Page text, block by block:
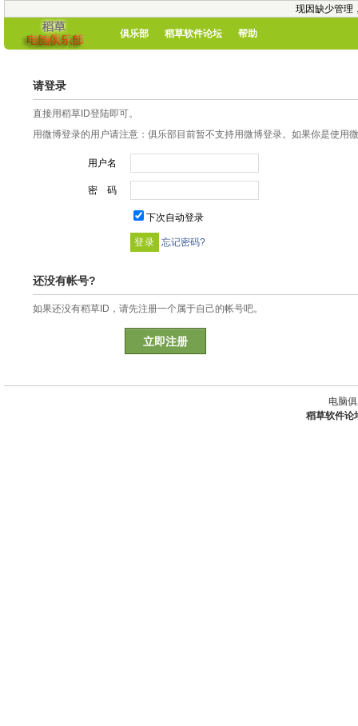
现因缺少管理
俱乐部 稻草软件论坛 帮助
请登录
直接用稻草ID登陆即可。
用微博登录的用户请注意：俱乐部目前暂不支持用微博登录。如果你是使用
用户名
密 码
下次自动登录
忘记密码?
还没有帐号?
如果还没有稻草ID，请先注册一个属于自己的帐号吧。
立即注册
电脑
稻草软件论